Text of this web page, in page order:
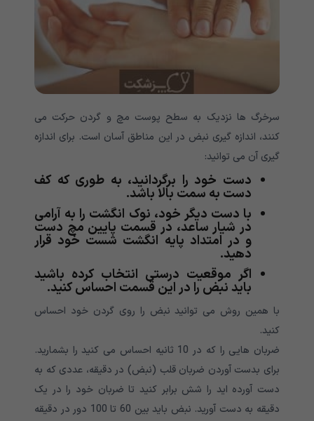
سرخرگ ها نزدیک به سطح پوست مچ و گردن حرکت می
کنند، اندازه گیری نبض در این مناطق آسان است. برای اندازه
گیری آن می توانید:
دست خود را برگردانید، به طوری که کف
دست به سمت بالا باشد.
با دست دیگر خود، نوک انگشت را به آرامی
در شیار ساعد، در قسمت پایین مچ دست
و در امتداد پایه انگشت شست خود قرار
دهید.
اگر موقعیت درستی انتخاب کرده باشید
باید نبض را در این قسمت احساس کنید.
با همین روش می توانید نبض را روی گردن خود احساس
کنید.
ضربان هایی را که در 10 ثانیه احساس می کنید را بشمارید.
برای بدست آوردن ضربان قلب (نبض) در دقیقه، عددی که به
دست آورده اید را شش برابر کنید تا ضربان خود را در یک
دقیقه به دست آورید. نبض باید بین 60 تا 100 دور در دقیقه